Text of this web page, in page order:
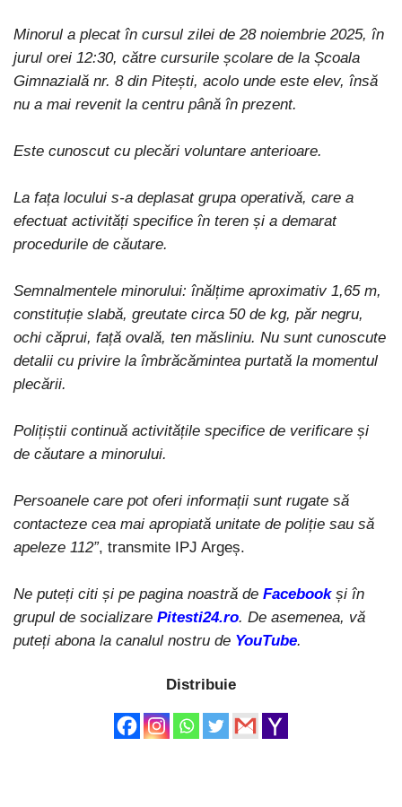
Minorul a plecat în cursul zilei de 28 noiembrie 2025, în
jurul orei 12:30, către cursurile școlare de la Școala
Gimnazială nr. 8 din Pitești, acolo unde este elev, însă
nu a mai revenit la centru până în prezent.
Este cunoscut cu plecări voluntare anterioare.
La fața locului s-a deplasat grupa operativă, care a
efectuat activități specifice în teren și a demarat
procedurile de căutare.
Semnalmentele minorului: înălțime aproximativ 1,65 m,
constituție slabă, greutate circa 50 de kg, păr negru,
ochi căprui, față ovală, ten măsliniu. Nu sunt cunoscute
detalii cu privire la îmbrăcămintea purtată la momentul
plecării.
Polițiștii continuă activitățile specifice de verificare și
de căutare a minorului.
Persoanele care pot oferi informații sunt rugate să
contacteze cea mai apropiată unitate de poliție sau să
apeleze 112”, transmite IPJ Argeș.
Ne puteți citi și pe pagina noastră de Facebook și în
grupul de socializare Pitesti24.ro. De asemenea, vă
puteți abona la canalul nostru de YouTube.
Distribuie